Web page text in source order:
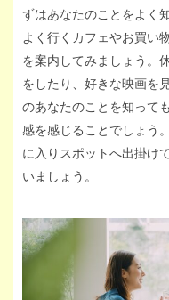
ずはあなたのことをよく
よく行くカフェやお買い
を案内してみましょう。
をしたり、好きな映画を
のあなたのことを知って
感を感じることでしょう
に入りスポットへ出掛け
いましょう。